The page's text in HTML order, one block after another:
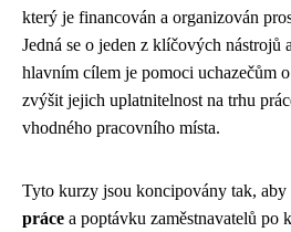
který je financován a organizován
Jedná se o jeden z klíčových
hlavním cílem je pomoci uchazečům
zvýšit jejich uplatnitelnost na trhu
vhodného pracovního místa.
Tyto kurzy jsou koncipovány tak, aby
práce a poptávku zaměstnavatelů po